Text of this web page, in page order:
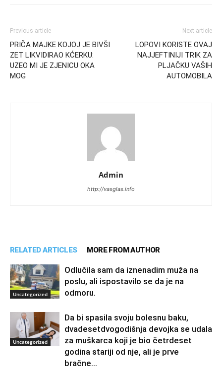
Previous article
PRIČA MAJKE KOJOJ JE BIVŠI
ZET LIKVIDIRAO KĆERKU:
UZEO MI JE ZJENICU OKA
MOG
Next article
LOPOVI KORISTE OVAJ
NAJJEFTINIJI TRIK ZA
PLJAČKU VAŠIH
AUTOMOBILA
Admin
http://vasglas.info
RELATED ARTICLES MORE FROM AUTHOR
Uncategorized
Odlučila sam da iznenadim muža na
poslu, ali ispostavilo se da je na
odmoru.
Uncategorized
Da bi spasila svoju bolesnu baku,
dvadesetdvogodišnja devojka se udala
za muškarca koji je bio četrdeset
godina stariji od nje, ali je prve
bračne...